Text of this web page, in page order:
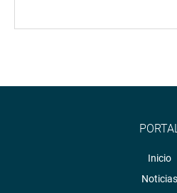
Inicio
Noticias